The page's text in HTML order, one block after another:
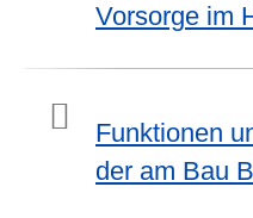
Vorsorge im
Funktionen
der am Bau